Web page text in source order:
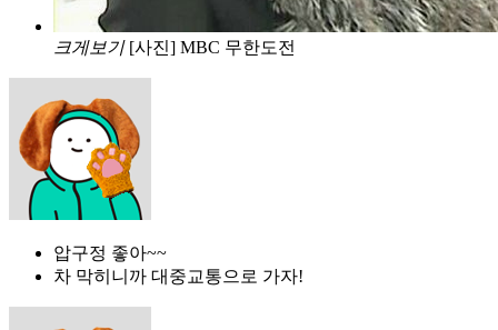
크게보기 [사진] MBC 무한도전
압구정 좋아~~
차 막히니까 대중교통으로 가자!